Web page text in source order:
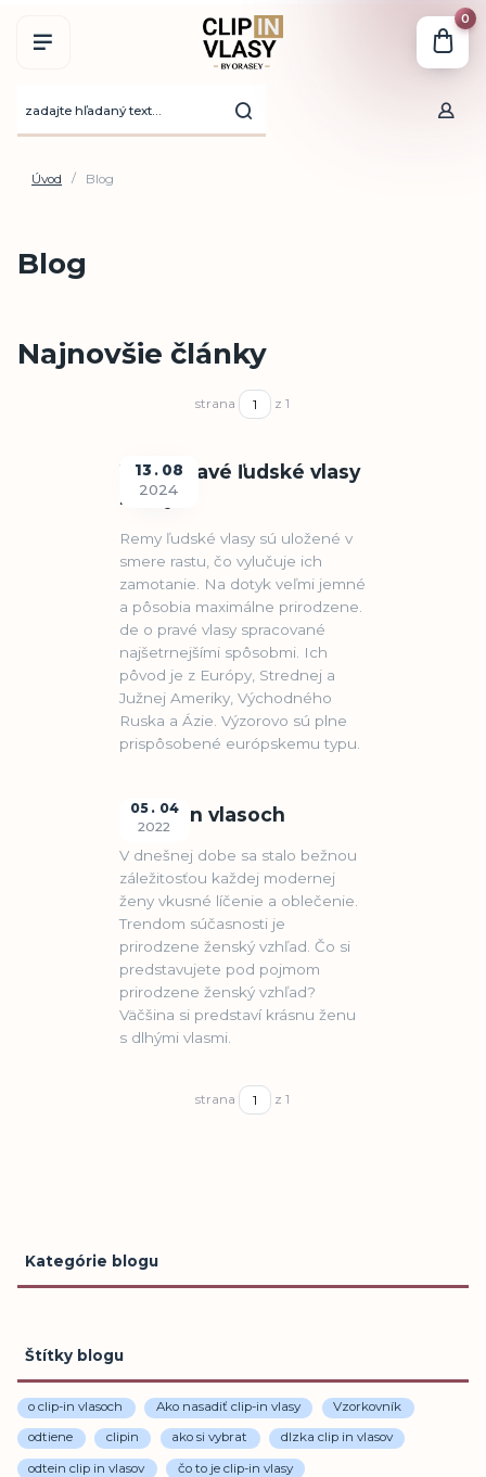
0
Úvod Blog
Kategórie blogu
Štítky blogu
o clip-in vlasoch Ako nasadiť clip-in vlasy Vzorkovník
odtiene clipin ako si vybrat dlzka clip in vlasov
odtein clip in vlasov čo to je clip-in vlasy
Blog
Najnovšie články
strana z 1
100% pravé ľudské vlasy
Remy
13
08
2024
Remy ľudské vlasy sú uložené v
smere rastu, čo vylučuje ich
zamotanie. Na dotyk veľmi jemné
a pôsobia maximálne prirodzene.
de o pravé vlasy spracované
najšetrnejšími spôsobmi. Ich
pôvod je z Európy, Strednej a
Južnej Ameriky, Východného
Ruska a Ázie. Výzorovo sú plne
prispôsobené európskemu typu.
O clip-in vlasoch
05
04
2022
V dnešnej dobe sa stalo bežnou
záležitosťou každej modernej
ženy vkusné líčenie a oblečenie.
Trendom súčasnosti je
prirodzene ženský vzhľad. Čo si
predstavujete pod pojmom
prirodzene ženský vzhľad?
Väčšina si predstaví krásnu ženu
s dlhými vlasmi.
strana z 1